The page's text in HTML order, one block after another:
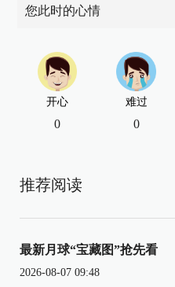
您此时的心情
开心
0
难过
0
推荐阅读
最新月球“宝藏图”抢先看
2026-08-07 09:48